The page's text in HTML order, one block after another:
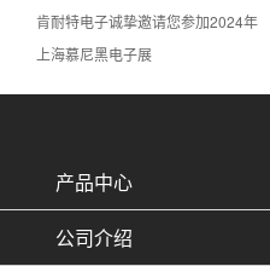
肯耐特电子诚挚邀请您参加2024年
上海慕尼黑电子展
产品中心
公司介绍